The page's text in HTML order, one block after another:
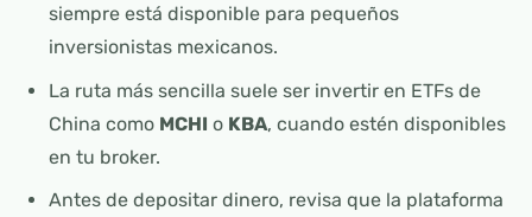
siempre está disponible para pequeños
inversionistas mexicanos.
La ruta más sencilla suele ser invertir en ETFs de
China como MCHI o KBA, cuando estén disponibles
en tu broker.
Antes de depositar dinero, revisa que la plataforma